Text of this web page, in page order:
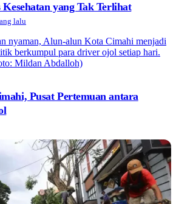
yang Tak Terlihat
lalu
Pusat Pertemuan antara